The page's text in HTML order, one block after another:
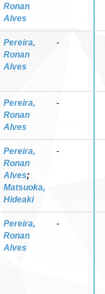
Ronan
Alves
Pereira,
Ronan
Alves
-
Pereira,
Ronan
Alves
-
Pereira,
Ronan
Alves;
Matsuoka,
Hideaki
-
Pereira,
Ronan
Alves
-